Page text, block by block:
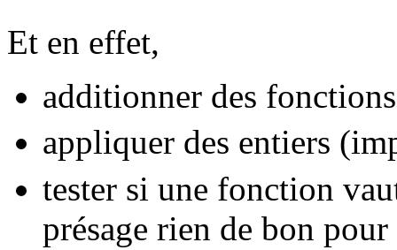
Et en effet,
additionner des
appliquer des entiers
tester si une fonction
présage rien de bon